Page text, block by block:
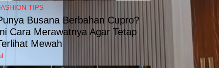
TIPS
Busana Berbahan Cupro?
Cara Merawatnya Agar Tetap
Mewah